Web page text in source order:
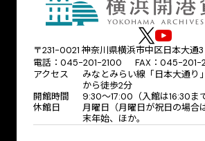
〒231-0021 神奈川県横浜市中区日本大通3
電話：045-201-2100 FAX：045-201-
アクセス
みなとみらい線「日本大通り
から徒歩2分
開館時間
9:30〜17:00（入館は16:30ま
休館日
月曜日（月曜日が祝日の場合
末年始、ほか。